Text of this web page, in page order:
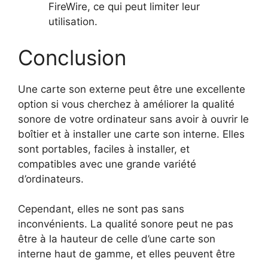
FireWire, ce qui peut limiter leur
utilisation.
Conclusion
Une carte son externe peut être une excellente
option si vous cherchez à améliorer la qualité
sonore de votre ordinateur sans avoir à ouvrir le
boîtier et à installer une carte son interne. Elles
sont portables, faciles à installer, et
compatibles avec une grande variété
d’ordinateurs.
Cependant, elles ne sont pas sans
inconvénients. La qualité sonore peut ne pas
être à la hauteur de celle d’une carte son
interne haut de gamme, et elles peuvent être